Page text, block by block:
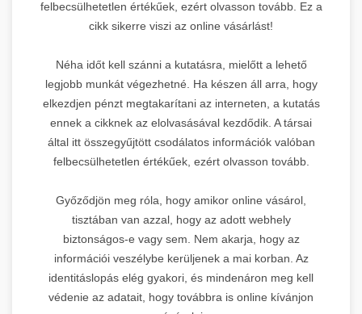
felbecsülhetetlen értékűek, ezért olvasson tovább. Ez a
cikk sikerre viszi az online vásárlást!
Néha időt kell szánni a kutatásra, mielőtt a lehető
legjobb munkát végezhetné. Ha készen áll arra, hogy
elkezdjen pénzt megtakarítani az interneten, a kutatás
ennek a cikknek az elolvasásával kezdődik. A társai
által itt összegyűjtött csodálatos információk valóban
felbecsülhetetlen értékűek, ezért olvasson tovább.
Győződjön meg róla, hogy amikor online vásárol,
tisztában van azzal, hogy az adott webhely
biztonságos-e vagy sem. Nem akarja, hogy az
információi veszélybe kerüljenek a mai korban. Az
identitáslopás elég gyakori, és mindenáron meg kell
védenie az adatait, hogy továbbra is online kívánjon